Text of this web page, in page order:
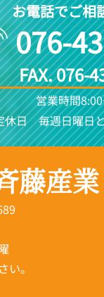
お電話でご相
076-
FAX. 076-
営業時間
休日 毎週日曜日
藤産業
。